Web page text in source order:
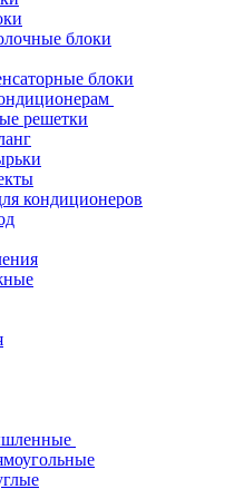
блоки
блоки
решетки
кондиционеров